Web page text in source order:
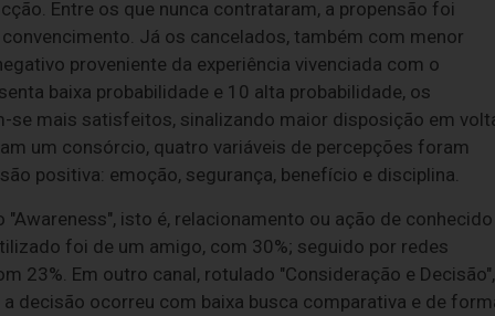
Entre os que nunca contrataram, a propensão foi
Já os cancelados, também com menor
proveniente da experiência vivenciada com o
baixa probabilidade e 10 alta probabilidade, os
se mais satisfeitos, sinalizando maior disposição em
um consórcio, quatro variáveis de percepções foram
positiva: emoção, segurança, benefício e disciplina.
isto é, relacionamento ou ação de conhecido
foi de um amigo, com 30%; seguido por redes
23%. Em outro canal, rotulado "Consideração e Decisão",
decisão ocorreu com baixa busca comparativa e de